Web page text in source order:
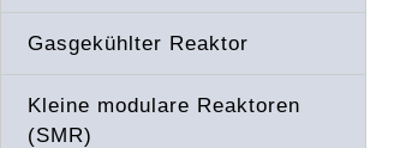
Gasgekühlter Reaktor
Kleine modulare Reaktoren
(SMR)